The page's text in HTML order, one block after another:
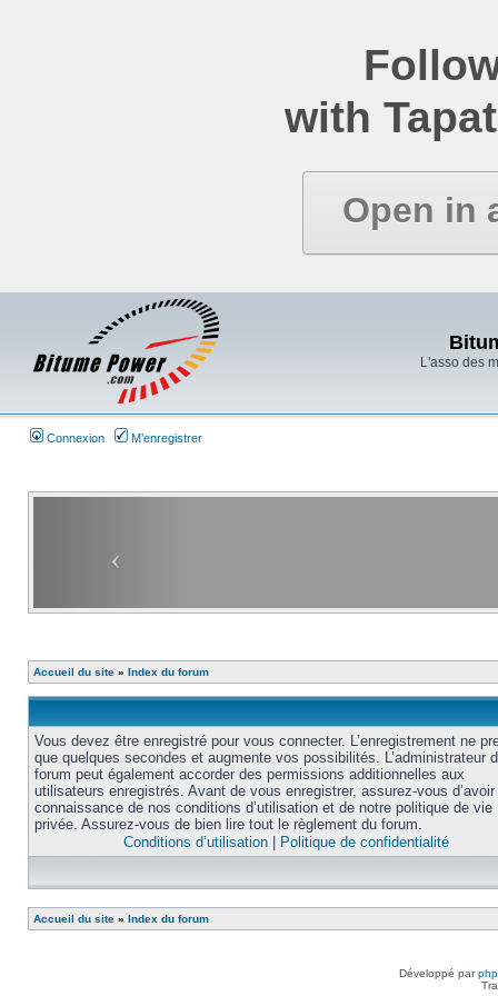
with
Open in
L'asso des
Connexion M’enregistrer
Accueil du site » Index du forum
Vous devez être enregistré pour vous connecter. L’enregistrement ne
que quelques secondes et augmente vos possibilités. L’administrateur
forum peut également accorder des permissions additionnelles aux
utilisateurs enregistrés. Avant de vous enregistrer, assurez-vous
connaissance de nos conditions d’utilisation et de notre politique de vie
privée. Assurez-vous de bien lire tout le règlement du forum.
Conditions d’utilisation
Politique de confidentialité
Accueil du site » Index du forum
Développé par